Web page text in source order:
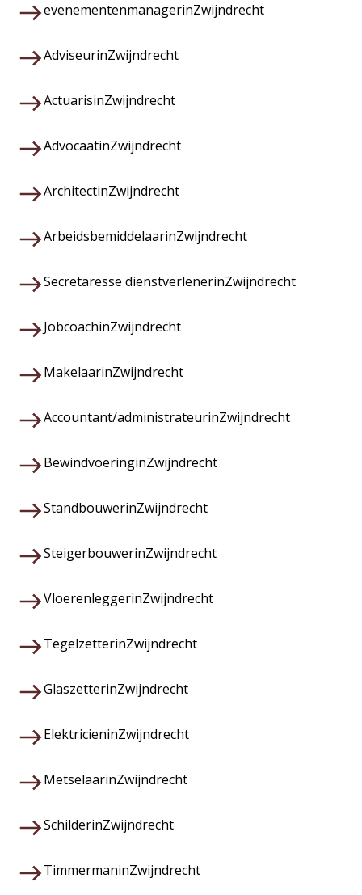
evenementenmanagerinZwijndrecht
AdviseurinZwijndrecht
ActuarisinZwijndrecht
AdvocaatinZwijndrecht
ArchitectinZwijndrecht
ArbeidsbemiddelaarinZwijndrecht
Secretaresse dienstverlenerinZwijndrecht
JobcoachinZwijndrecht
MakelaarinZwijndrecht
Accountant/administrateurinZwijndrecht
BewindvoeringinZwijndrecht
StandbouwerinZwijndrecht
SteigerbouwerinZwijndrecht
VloerenleggerinZwijndrecht
TegelzetterinZwijndrecht
GlaszetterinZwijndrecht
ElektricieninZwijndrecht
MetselaarinZwijndrecht
SchilderinZwijndrecht
TimmermaninZwijndrecht